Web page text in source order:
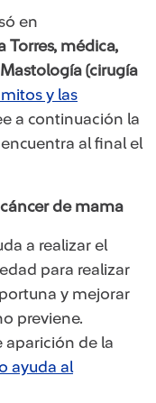
en
Torres, médica,
(cirugía
y las
a continuación la
al final el
de mama
a realizar el
para realizar
y mejorar
previene.
aparición de la
ayuda al